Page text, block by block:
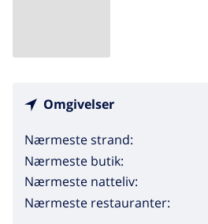
Omgivelser
Nærmeste strand:
Nærmeste butik:
Nærmeste natteliv:
Nærmeste restauranter: